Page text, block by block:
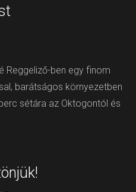
Reggeliző-ben egy finom
barátságos környezetben
sétára az Oktogontól és